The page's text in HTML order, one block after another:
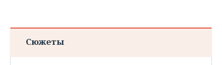
Сюжеты